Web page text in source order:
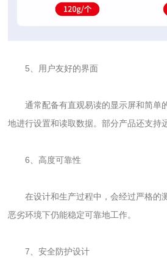
5、用户友好的界面
通常配备有直观易读的显示屏和简单
地进行设置和读取数据。部分产品还支持
6、高度可靠性
在设计和生产过程中，会经过严格的
恶劣环境下仍能稳定可靠地工作。
7、安全防护设计